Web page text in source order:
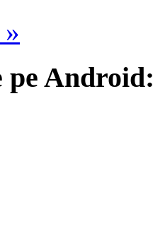
pe Android: